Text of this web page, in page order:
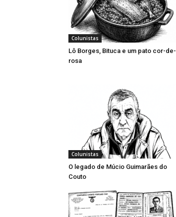
Colunistas
Lô Borges, Bituca e um pato cor-de-
rosa
Colunistas
O legado de Múcio Guimarães do
Couto